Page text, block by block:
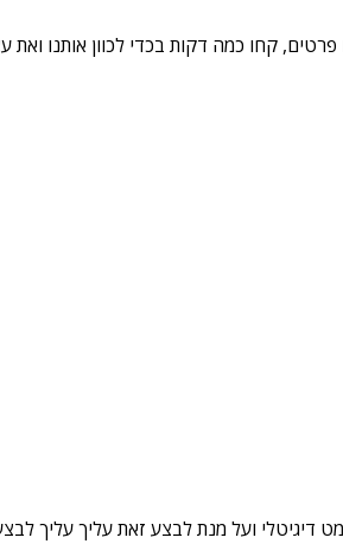
קחו כמה דקות בכדי לכוון אותנו ואת
דיגיטלי ועל מנת לבצע זאת עליך